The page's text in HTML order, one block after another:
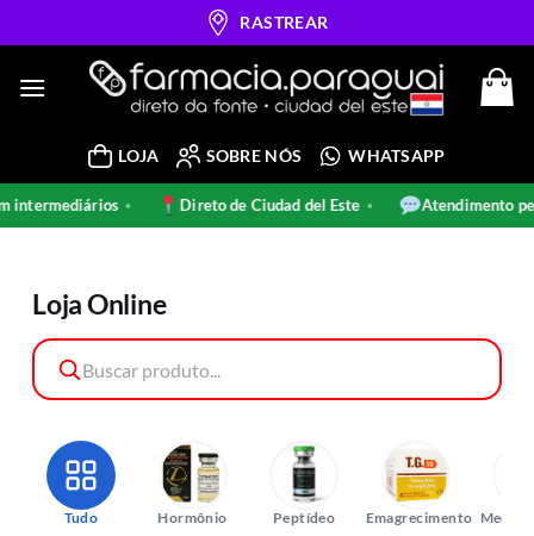
to
RASTREAR
LOJA SOBRE NÓS WHATSAPP
intermediários • Direto de Ciudad del Este • Atendimento
Loja Online
Tudo Hormônio Peptídeo Emagrecimento